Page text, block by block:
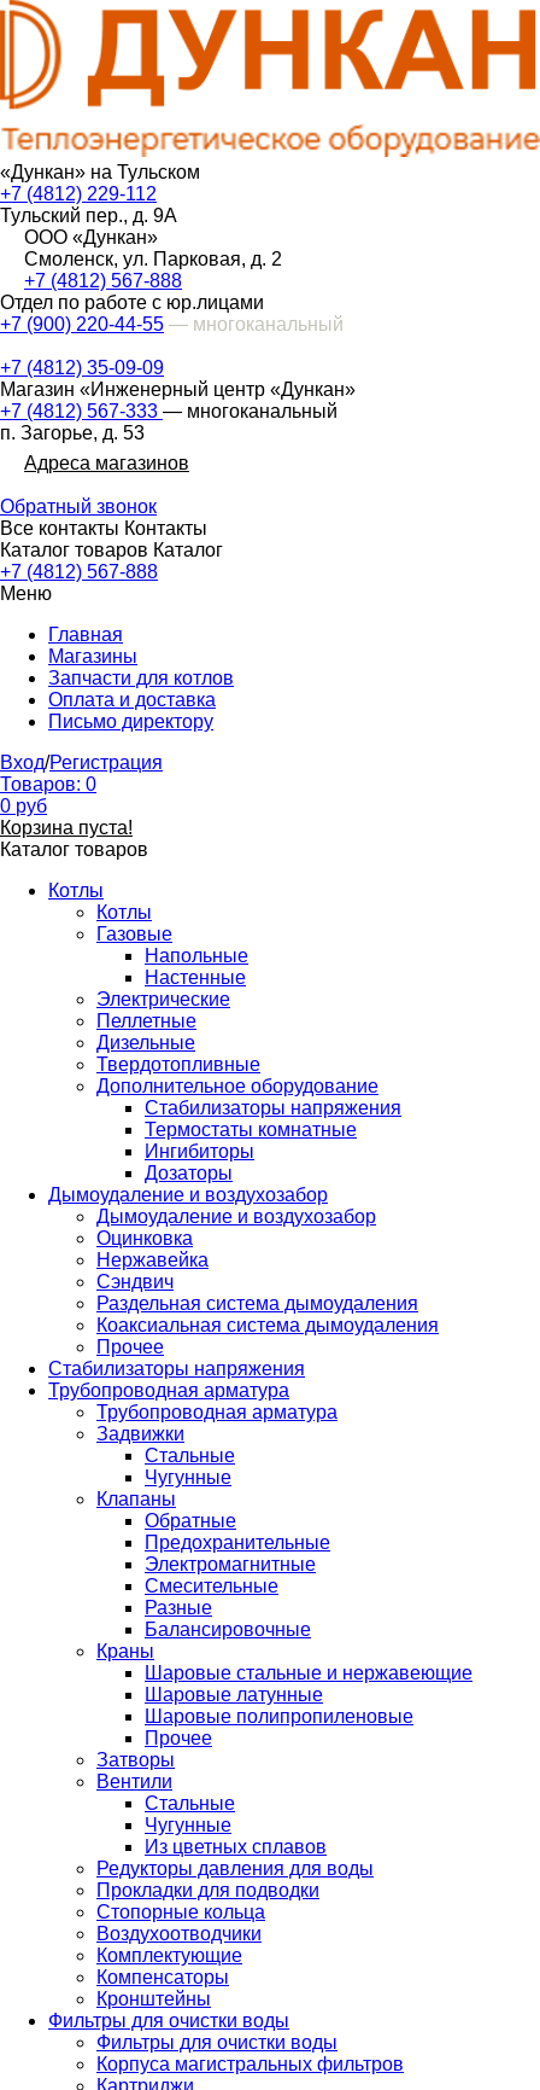
«Дункан» на Тульском
+7 (4812) 229-112
Тульский пер., д. 9А
ООО «Дункан»
Смоленск, ул. Парковая, д. 2
+7 (4812) 567-888
Отдел по работе с юр.лицами
+7 (900) 220-44-55 — многоканальный
+7 (4812) 35-09-09
Магазин «Инженерный центр «Дункан»
+7 (4812) 567-333 — многоканальный
п. Загорье, д. 53
Адреса магазинов
Обратный звонок
Все контакты Контакты
Каталог товаров Каталог
+7 (4812) 567-888
Меню
Главная
Магазины
Запчасти для котлов
Оплата и доставка
Письмо директору
Вход/Регистрация
Товаров: 0
0 руб
Корзина пуста!
Каталог товаров
Котлы
Котлы
Газовые
Напольные
Настенные
Электрические
Пеллетные
Дизельные
Твердотопливные
Дополнительное оборудование
Стабилизаторы напряжения
Термостаты комнатные
Ингибиторы
Дозаторы
Дымоудаление и воздухозабор
Дымоудаление и воздухозабор
Оцинковка
Нержавейка
Сэндвич
Раздельная система дымоудаления
Коаксиальная система дымоудаления
Прочее
Стабилизаторы напряжения
Трубопроводная арматура
Трубопроводная арматура
Задвижки
Стальные
Чугунные
Клапаны
Обратные
Предохранительные
Электромагнитные
Смесительные
Разные
Балансировочные
Краны
Шаровые стальные и нержавеющие
Шаровые латунные
Шаровые полипропиленовые
Прочее
Затворы
Вентили
Стальные
Чугунные
Из цветных сплавов
Редукторы давления для воды
Прокладки для подводки
Стопорные кольца
Воздухоотводчики
Комплектующие
Компенсаторы
Кронштейны
Фильтры для очистки воды
Фильтры для очистки воды
Корпуса магистральных фильтров